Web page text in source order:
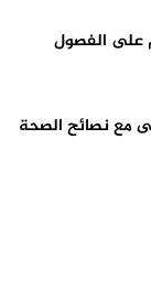
على الفصول
مع نصائح الصحة